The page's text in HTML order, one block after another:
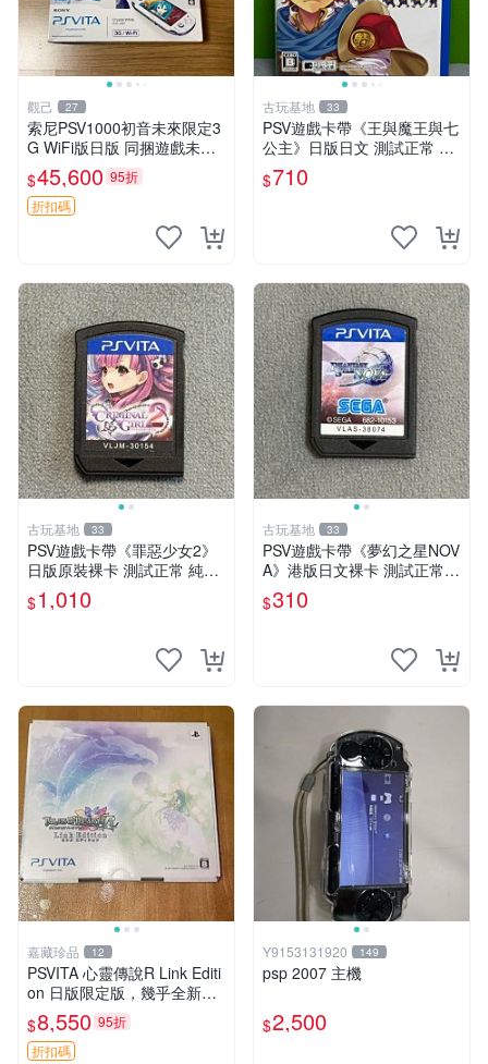
觀己 27
索尼PSV1000初音未來限定3
G WiFi版日版 同捆遊戲未拆
封 貼紙新 成色美 品相佳 PSV
網路遊戲 iphonetype
$45,600 95折
折扣碼
古玩基地 33
PSV遊戲卡帶《王與魔王與七
公主》日版日文 測試正常 成
色如圖 發貨即到手 新手必看
認真拍下 王與魔王與七公主
$710
古玩基地 33
PSV遊戲卡帶《罪惡少女2》
日版原裝裸卡 測試正常 純正
日文簡體字顯示 輸出機玩滌
限量嚴選 psv 卡帶 罕有游戲
$1,010
古玩基地 33
PSV遊戲卡帶《夢幻之星NOV
A》港版日文裸卡 測試正常
索尼專用 不退不換 卡帶遊戲
限量收藏 港版 游玩安心
$310
嘉藏珍品 12
PSVITA 心靈傳說R Link Editi
on 日版限定版，幾乎全新，
配件齊全，原裝包裝盒，說明
書，底座，掛件，布袋，卡都
在，游戲光盤已拆封但保存
$8,550 95折
折扣碼
Y9153131920 149
psp 2007 主機
$2,500